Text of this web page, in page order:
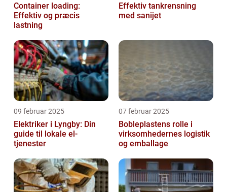
Container loading:
Effektiv og præcis
lastning
Effektiv tankrensning
med sanijet
09 februar 2025
Elektriker i Lyngby: Din
guide til lokale el-
tjenester
07 februar 2025
Bobleplastens rolle i
virksomhedernes logistik
og emballage